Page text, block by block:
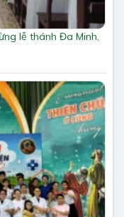
lễ thánh Đa Minh,